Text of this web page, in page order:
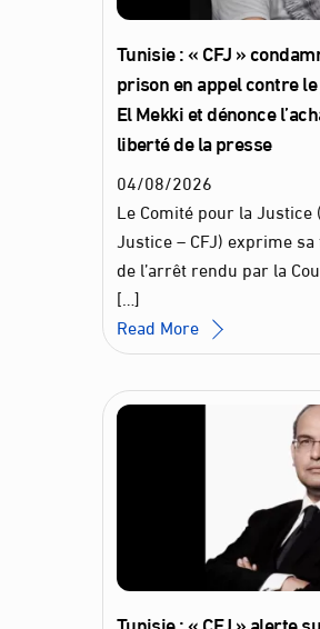
Tunisie : « CFJ »
prison en appel contre
El Mekki et dénonce
liberté de la presse
04/08/2026
Le Comité pour la
Justice – CFJ) exprime
de l’arrêt rendu par la
[…]
Read More